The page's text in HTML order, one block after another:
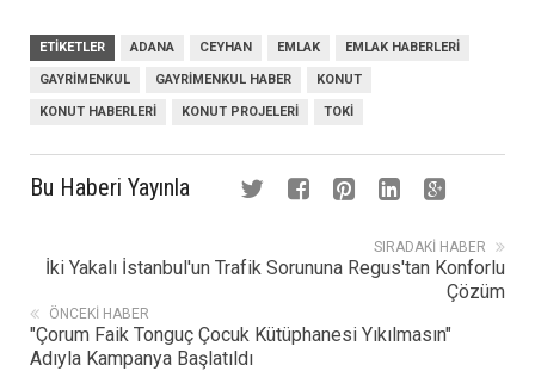
ETIKETLER ADANA CEYHAN EMLAK EMLAK HABERLERI
GAYRIMENKUL GAYRIMENKUL HABER KONUT
KONUT HABERLERI KONUT PROJELERI TOKI
Bu Haberi Yayınla
SIRADAKI HABER
İki Yakalı İstanbul'un Trafik Sorununa Regus'tan Konforlu
Çözüm
ÖNCEKI HABER
"Çorum Faik Tonguç Çocuk Kütüphanesi Yıkılmasın"
Adıyla Kampanya Başlatıldı